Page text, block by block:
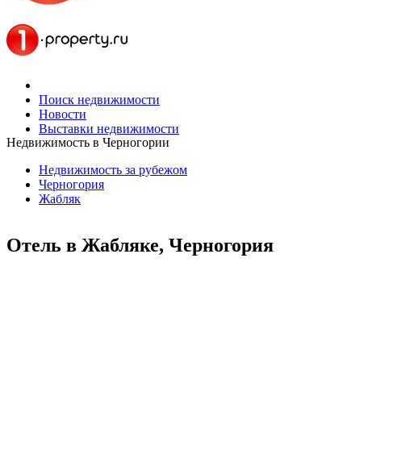
Поиск недвижимости
Новости
Выставки недвижимости
Недвижимость в Черногории
Недвижимость за рубежом
Черногория
Жабляк
Отель в Жабляке, Черногория